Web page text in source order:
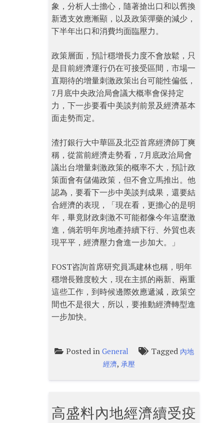
象，分析人士擔心，隨著搶出口和以舊換
新透支效應漸顯，以及政策彈藥的減少，
下半年出口和消費均面臨壓力。
政策層面，預計穩增長力度不會放鬆，只
是目前經濟運行仍在可接受區間，市場一
直期待的增量刺激政策出台可能性偏低，
7月底中央政治局會議大概率會保持定
力，下一步要看中美談判前景及經濟基本
面走勢而定。
渣打銀行大中華區及北亞首席經濟師丁爽
稱，從當前經濟走勢看，7月底政治局會
議出台增量刺激政策的概率不大，預計政
策面會有儲備政策，但不會立馬推出。他
認為，要看下一步中美談判成果，還要結
合經濟的表現，「現在看，更擔心的是明
年，畢竟財政刺激不可能都像今年這麼激
進，倘若明年房地產持續下行、外貿也表
現平平，經濟壓力會進一步加大。」
FOST咨詢首席研究員馮建林也稱，明年
穩增長難度較大，現在主抓的兩新、兩重
這些工作，到時候邊際效應遞減，政策空
間也不是很大，所以，要推動經濟轉型進
一步加快。
Posted in General Tagged 內地
經濟,承壓
高盛料內地經濟續受疫